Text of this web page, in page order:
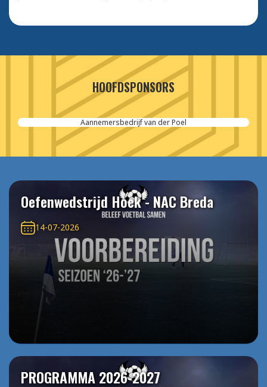
HOOFDSPONSORS
Aannemersbedrijf van der Poel
Oefenwedstrijd Hoek - NAC Breda
14-07-2026
PROGRAMMA 2026-2027